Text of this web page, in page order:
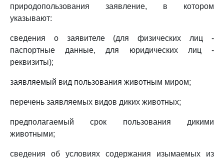
природопользования заявление, в котором
указывают:
сведения о заявителе (для физических лиц -
паспортные данные, для юридических лиц -
реквизиты);
заявляемый вид пользования животным миром;
перечень заявляемых видов диких животных;
предполагаемый срок пользования дикими
животными;
сведения об условиях содержания изымаемых из